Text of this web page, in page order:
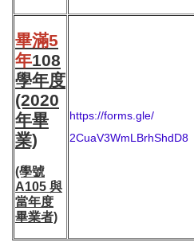
畢滿5
年108
學年度
(2020
年畢
業)
(學號
A105 與
當年度
畢業者)
https://forms.gle/
2CuaV3WmLBrhShdD8